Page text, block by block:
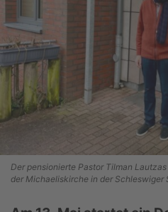
Der pensionierte Pastor Tilman
der Michaeliskirche in der Schleswiger